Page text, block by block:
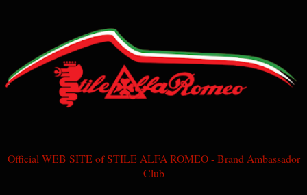
Official WEB SITE of STILE ALFA ROMEO - Brand Ambassador
Club